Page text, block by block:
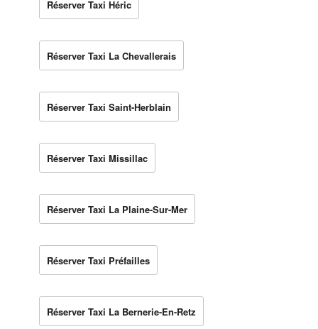
Réserver Taxi Héric
Réserver Taxi La Chevallerais
Réserver Taxi Saint-Herblain
Réserver Taxi Missillac
Réserver Taxi La Plaine-Sur-Mer
Réserver Taxi Préfailles
Réserver Taxi La Bernerie-En-Retz